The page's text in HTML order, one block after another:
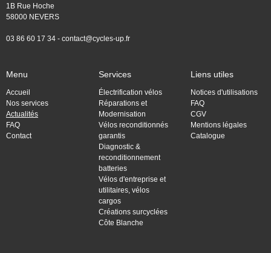
1B Rue Hoche
58000 NEVERS
03 86 60 17 34 - contact@cycles-up.fr
Menu
Accueil
Nos services
Actualités
FAQ
Contact
Services
Électrification vélos
Réparations et
Modernisation
Vélos reconditionnés
garantis
Diagnostic &
reconditionnement
batteries
Vélos d'entreprise et
utilitaires, vélos
cargos
Créations surcyclées
Côte Blanche
Liens utiles
Notices d'utilisations
FAQ
CGV
Mentions légales
Catalogue